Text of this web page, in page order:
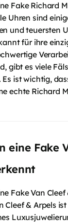
Fake Richard
Uhren sind
und teuersten
für ihre
gibt es viele
ist wichtig,
echte Richard
eine Fake
Fake Van Cleef
Cleef & Arpels